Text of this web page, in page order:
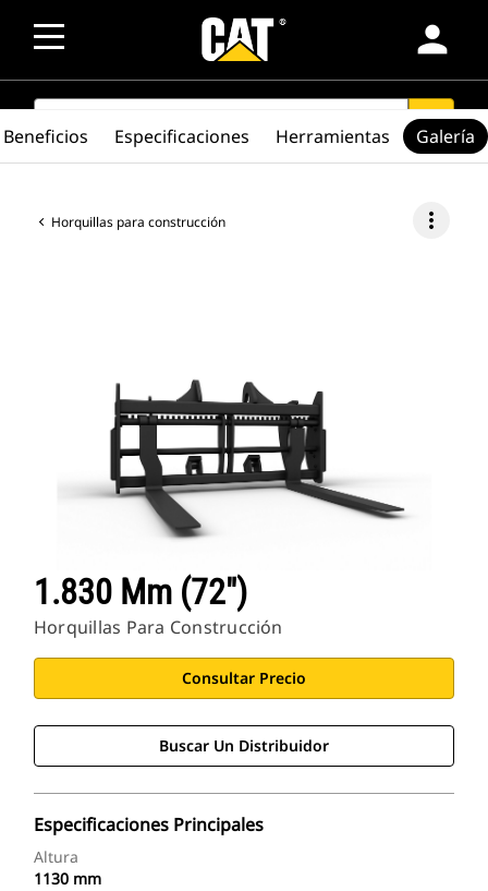
person
SEARCH search
Horquillas para construcción more_vert
1.830 Mm (72")
Horquillas Para Construcción
Consultar Precio
Buscar Un Distribuidor
Especificaciones Principales
Altura
1130 mm
Beneficios Especificaciones Herramientas Galería